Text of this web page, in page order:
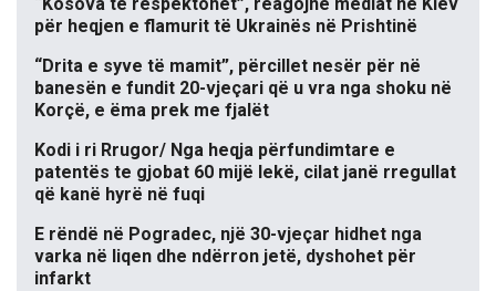
për heqjen e flamurit të Ukrainës në Prishtinë
“Drita e syve të mamit”, përcillet nesër për në
banesën e fundit 20-vjeçari që u vra nga shoku në
Korçë, e ëma prek me fjalët
Kodi i ri Rrugor/ Nga heqja përfundimtare e
patentës te gjobat 60 mijë lekë, cilat janë rregullat
që kanë hyrë në fuqi
E rëndë në Pogradec, një 30-vjeçar hidhet nga
varka në liqen dhe ndërron jetë, dyshohet për
infarkt